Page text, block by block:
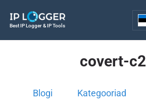
Best IP Logger & IP Tools
covert-c2
Blogi Kategooriad